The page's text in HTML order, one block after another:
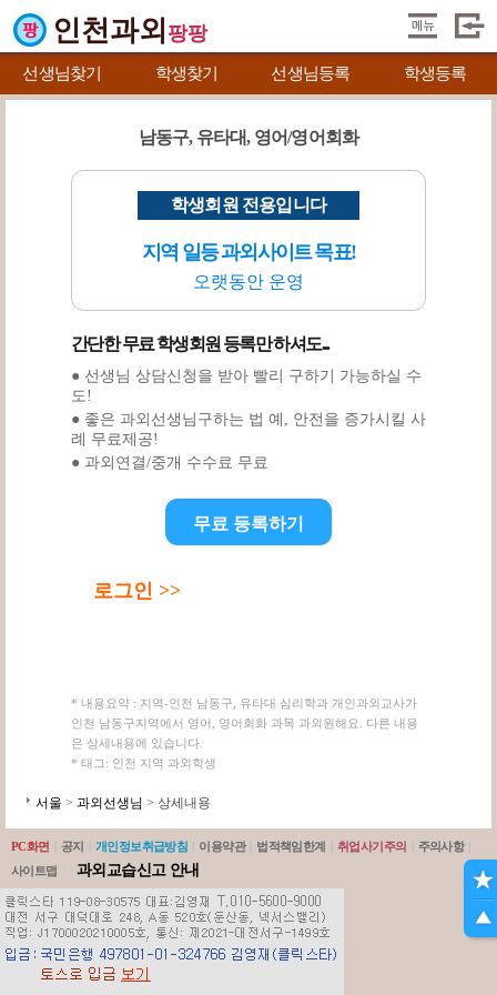
인천과외 팡팡
선생님찾기 학생찾기 선생님등록 학생등록
남동구, 유타대, 영어/영어회화
학생회원 전용입니다
지역 일등 과외사이트 목표!
오랫동안 운영
간단한 무료 학생회원 등록만 하셔도...
● 선생님 상담신청을 받아 빨리 구하기 가능하실 수
도!
● 좋은 과외선생님구하는 법 예, 안전을 증가시킬 사
례 무료제공!
● 과외연결/중개 수수료 무료
무료 등록하기
로그인 >>
* 내용요약 : 지역-인천 남동구, 유타대 심리학과 개인과외교사가
인천 남동구지역에서 영어, 영어회화 과목 과외원해요. 다른 내용
은 상세내용에 있습니다.
* 태그: 인천 지역 과외학생
서울 > 과외선생님 > 상세내용
PC화면 공지 개인정보취급방침 이용약관 법적책임한계 취업사기주의 주의사항
사이트맵
과외교습신고 안내